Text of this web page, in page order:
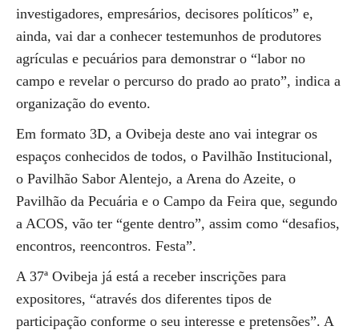
investigadores, empresários, decisores políticos” e,
ainda, vai dar a conhecer testemunhos de produtores
agrículas e pecuários para demonstrar o “labor no
campo e revelar o percurso do prado ao prato”, indica a
organização do evento.
Em formato 3D, a Ovibeja deste ano vai integrar os
espaços conhecidos de todos, o Pavilhão Institucional,
o Pavilhão Sabor Alentejo, a Arena do Azeite, o
Pavilhão da Pecuária e o Campo da Feira que, segundo
a ACOS, vão ter “gente dentro”, assim como “desafios,
encontros, reencontros. Festa”.
A 37ª Ovibeja já está a receber inscrições para
expositores, “através dos diferentes tipos de
participação conforme o seu interesse e pretensões”. A